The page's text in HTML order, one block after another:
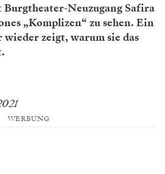
Burgtheater-Neuzugang Safira
„Komplizen“ zu sehen. Ein
zeigt, warum sie das
WERBUNG